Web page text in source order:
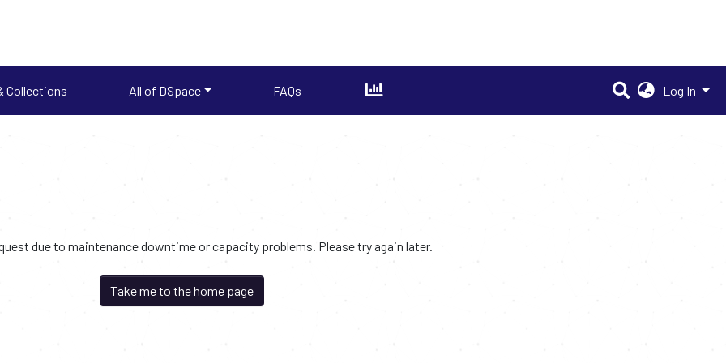
Collections All of DSpace FAQs Log In
due to maintenance downtime or capacity problems. Please try again later.
Take me to the home page